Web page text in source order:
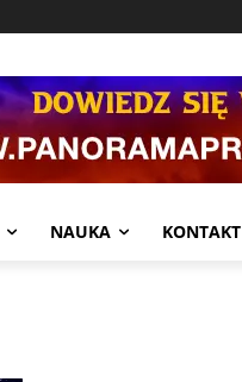
NAUKA KONTAKT